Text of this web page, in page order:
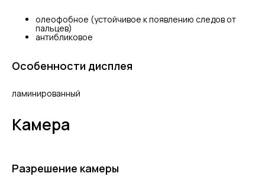
олеофобное (устойчивое к появлению следов от
пальцев)
антибликовое
Особенности дисплея
ламинированный
Камера
Разрешение камеры